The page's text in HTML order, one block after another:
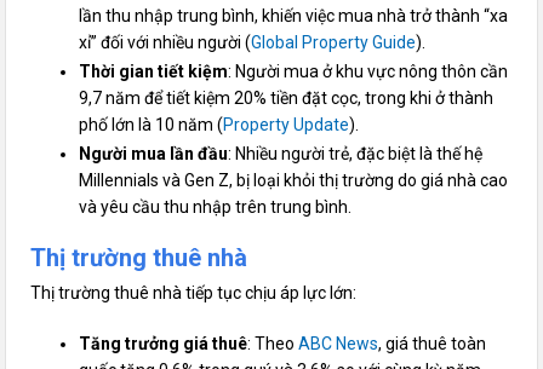
lần thu nhập trung bình, khiến việc mua nhà trở thành “xa
xỉ” đối với nhiều người (Global Property Guide).
Thời gian tiết kiệm: Người mua ở khu vực nông thôn cần
9,7 năm để tiết kiệm 20% tiền đặt cọc, trong khi ở thành
phố lớn là 10 năm (Property Update).
Người mua lần đầu: Nhiều người trẻ, đặc biệt là thế hệ
Millennials và Gen Z, bị loại khỏi thị trường do giá nhà cao
và yêu cầu thu nhập trên trung bình.
Thị trường thuê nhà
Thị trường thuê nhà tiếp tục chịu áp lực lớn:
Tăng trưởng giá thuê: TheoABC News, giá thuê toàn